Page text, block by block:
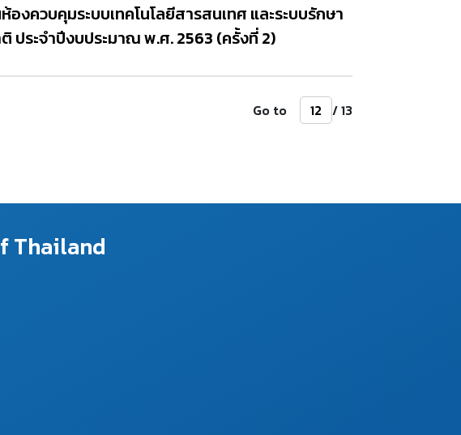
งควบคุมระบบเทคโนโลยีสารสนเทศ และระบบรักษา
ระจำปีงบประมาณ พ.ศ. 2563 (ครั้งที่ 2)
Go to / 13
Thailand